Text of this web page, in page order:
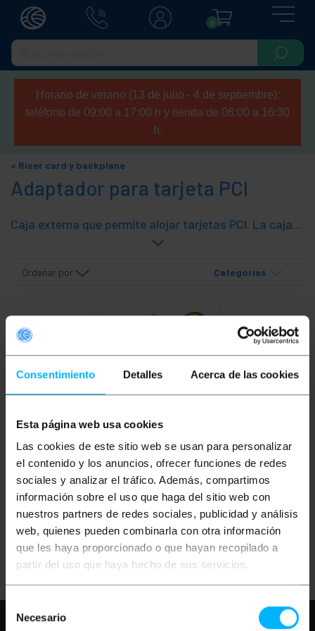
Consentimiento Detalles Acerca de las cookies
Esta página web usa cookies
Las cookies de este sitio web se usan para personalizar
el contenido y los anuncios, ofrecer funciones de redes
sociales y analizar el tráfico. Además, compartimos
información sobre el uso que haga del sitio web con
nuestros partners de redes sociales, publicidad y análisis
web, quienes pueden combinarla con otra información
que les haya proporcionado o que hayan recopilado a
partir del uso que haya hecho de sus servicios.
Selección
Necesario
0
Horario de verano (13 de julio - 4 de septiembre):
teléfono de 09:00 a 17:00 h y tienda de 08:00 a 16:30
h.
Riser card y backplane
Adaptador para tarjeta PCI
Caja externa que permite alojar tarjetas PCI. La caja externa se conecta a un slot PCI-Express o ExpressCard (según modelo). Ideal para ordenadores que no dispongan de este tipo de tarjetas, que no dispongan de slots PCI libres o para aquellos que quieran compartir tarjetas PCI entre varios ordenadores.
Ordenar por Categorías
BEMATIK
Adaptador de
tarjeta PCI-Express a
PCI para PC
PVP
48,87€
48,87€ IVA inc.
PVD
44,06 €
Entrega inmediata REF: CR095
Cantidad
Necesita ayuda?